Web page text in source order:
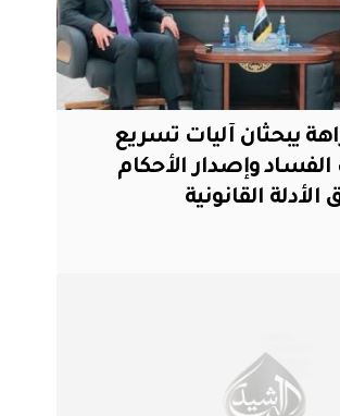
يبحثان آليات تسريع
وإصدار الأحكام
القانونية